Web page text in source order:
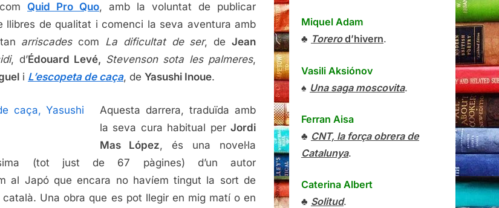
Quid Pro Quo, amb la voluntat de publicar
llibres de qualitat i comenci la seva aventura amb
arriscadescom La dificultat de ser, deJean
, d’Édouard Levé, Stevenson sota les palmeres,
i L’escopeta de caça, de Yasushi Inoue.
Aquesta darrera, traduïda amb
la seva cura habitual per Jordi
Mas López, és una novel·la
(tot just de 67 pàgines) d’un autor
al Japó que encara no havíem tingut la sort de
català. Una obra que es pot llegir en mig matí o en
Miquel Adam
♣ Torerod’hivern.
Vasili Aksiónov
♠ Una saga moscovita.
Ferran Aisa
♣ CNT, la força obrera de
Catalunya.
Caterina Albert
♣ Solitud.